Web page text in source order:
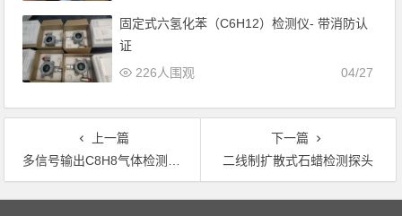
固定式六氢化苯（C6H12）检测仪- 带消防认
证
04/27
226人围观
上一篇
多信号输出C8H8气体检测仪苯乙烯报警器
下一篇
二线制扩散式石蜡检测探头
文章导航